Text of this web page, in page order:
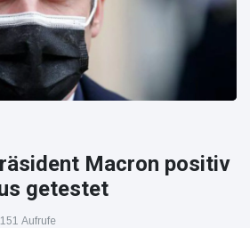
Macron positiv
getestet
151 Aufrufe